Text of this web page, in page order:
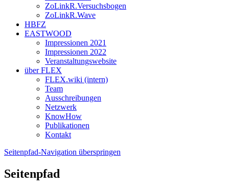
ZoLinkR.Versuchsbogen
ZoLinkR.Wave
HBFZ
EASTWOOD
Impressionen 2021
Impressionen 2022
Veranstaltungswebsite
über FLEX
FLEX.wiki (intern)
Team
Ausschreibungen
Netzwerk
KnowHow
Publikationen
Kontakt
Seitenpfad-Navigation überspringen
Seitenpfad